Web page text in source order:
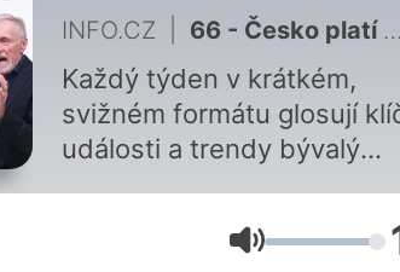
INFO.CZ 66 - Česko platí za dluhy nejvíce v EU a Babiš vymýšlí privatizaci
Každý týden v krátkém,
svižném formátu glosují
události a trendy bývalý
Mirek Topolánek a Lenka
Zlámalová, šéfredaktorka
Volumen